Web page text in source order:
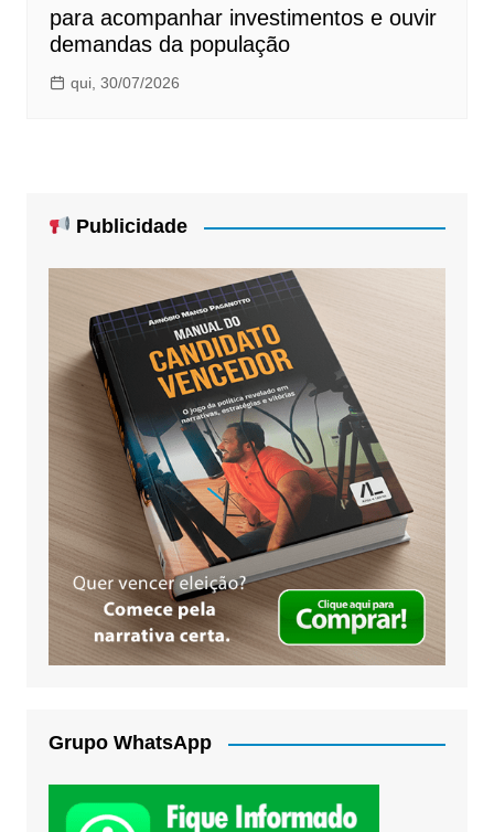
para acompanhar investimentos e ouvir
demandas da população
qui, 30/07/2026
Publicidade
Grupo WhatsApp